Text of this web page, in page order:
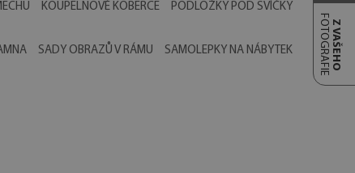
KOUPELNOVÉ KOBERCE PODLOŽKY POD SVÍČKY
SADY OBRAZŮ V RÁMU SAMOLEPKY NA NÁBYTEK Z VAŠEHO
FOTOGRAFIE